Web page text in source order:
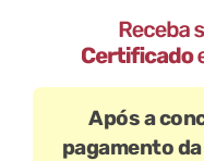
Após a
pagamento